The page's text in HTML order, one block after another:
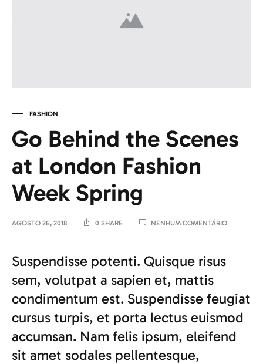
FASHION
Go Behind the Scenes
at London Fashion
Week Spring
AGOSTO 26, 2018 0 SHARE NENHUM COMENTÁRIOEM
FASHION
WEEK
SPRING
Suspendisse potenti. Quisque risus
sem, volutpat a sapien et, mattis
condimentum est. Suspendisse feugiat
cursus turpis, et porta lectus euismod
accumsan. Nam felis ipsum, eleifend
sit amet sodales pellentesque,